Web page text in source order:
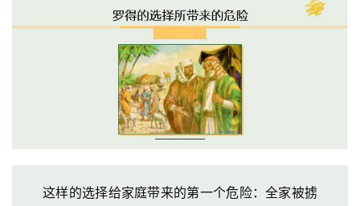
这样的选择给家庭带来的第一个危险：全家被掳